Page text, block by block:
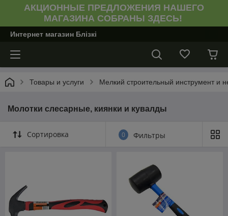
АКЦИОННЫЕ ПРЕДЛОЖЕНИЯ НАШЕГО
МАГАЗИНА СОБРАНЫ ЗДЕСЬ!
Интернет магазин Блiзкi
Товары и услуги Мелкий строительный инструмент и
Молотки слесарные, киянки и кувалды
Сортировка 0 Фильтры